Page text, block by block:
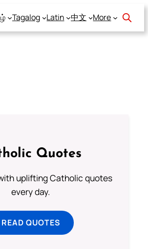
Tagalog Latin 中文 More
Quotes
uplifting Catholic quotes
every day.
READ QUOTES